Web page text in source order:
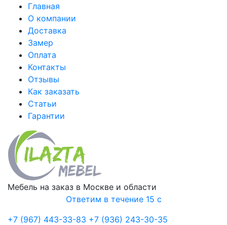
Главная
О компании
Доставка
Замер
Оплата
Контакты
Отзывы
Как заказать
Статьи
Гарантии
Мебель на заказ в Москве и области
Ответим в течение 15 с
+7 (967) 443-33-83 +7 (936) 243-30-35